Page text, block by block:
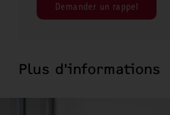
Demander un rappel
Plus d'informations